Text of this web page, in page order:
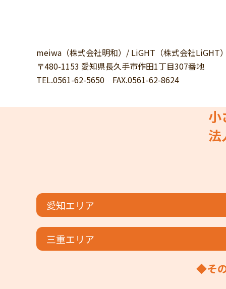
meiwa（株式会社明和）/ LiGHT（株式会社LiGHT）
〒480-1153 愛知県長久手市作田1丁目307番地
TEL.0561-62-5650 FAX.0561-62-8624
小
法
愛知エリア
三重エリア
◆そ